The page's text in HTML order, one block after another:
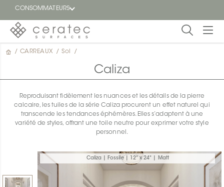
CONSOMMATEURS
En
Trouver
un
détaillant
/ CARREAUX / Sol /
Caliza
Reproduisant fidèlement les nuances et les détails de la pierre
calcaire, les tuiles de la série Caliza procurent un effet naturel qui
transcende les tendances éphémères. Elles s’adaptent à une
variété de styles, offrant une toile neutre pour exprimer votre style
personnel.
Caliza | Fossile | 12" x 24" | Matt